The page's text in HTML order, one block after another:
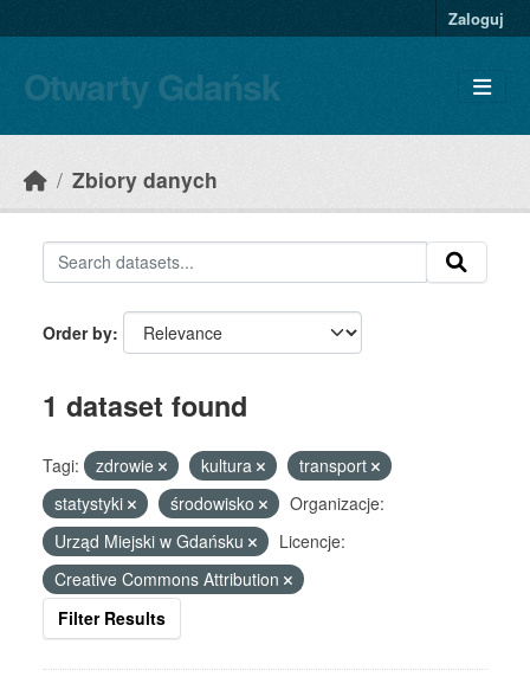
Zaloguj
Otwarty Gdańsk
Zbiory danych
Order by
1 dataset found
Tagi: zdrowie kultura
transport
statystyki
środowisko
Organizacje:
Urząd Miejski w Gdańsku
Licencje:
Creative Commons Attribution
Filter Results